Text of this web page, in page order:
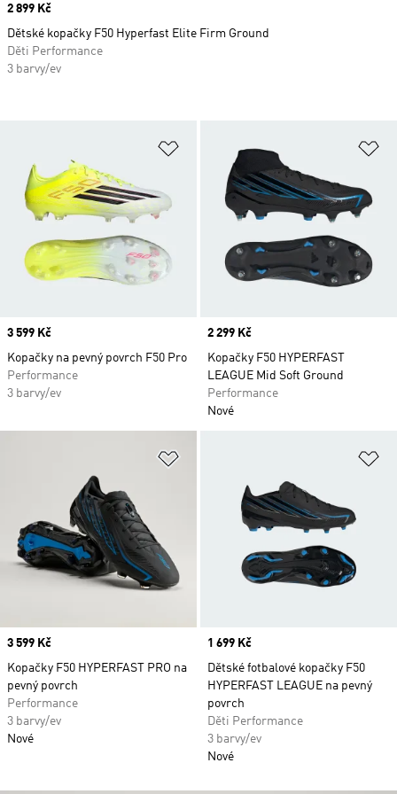
Price
3 599 Kč
Kopačky na pevný povrch F50 Pro
Performance
3 barvy/ev
Price
2 299 Kč
Kopačky F50 HYPERFAST
LEAGUE Mid Soft Ground
Performance
Nové
Price
3 599 Kč
Kopačky F50 HYPERFAST PRO na
pevný povrch
Performance
3 barvy/ev
Nové
Price
1 699 Kč
Dětské fotbalové kopačky F50
HYPERFAST LEAGUE na pevný
povrch
Děti Performance
3 barvy/ev
Nové
Price
2 899 Kč
Dětské kopačky F50 Hyperfast Elite Firm Ground
Děti Performance
3 barvy/ev